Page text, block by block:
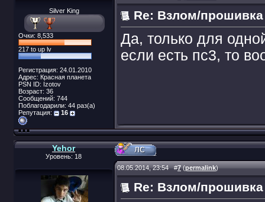
Silver King
Очки: 8,533
217 to up lv
Регистрация: 24.01.2010
Адрес: Красная планета
PSN ID: Izotov
Возраст: 36
Сообщений: 744
Поблагодарили: 44 раз(а)
Репутация:
16
Re: Взлом/прошивка
Да, только для
если есть пс3, то
Yehor
Уровень: 18
08.05.2014, 23:54#7(permalink)
Re: Взлом/прошивка